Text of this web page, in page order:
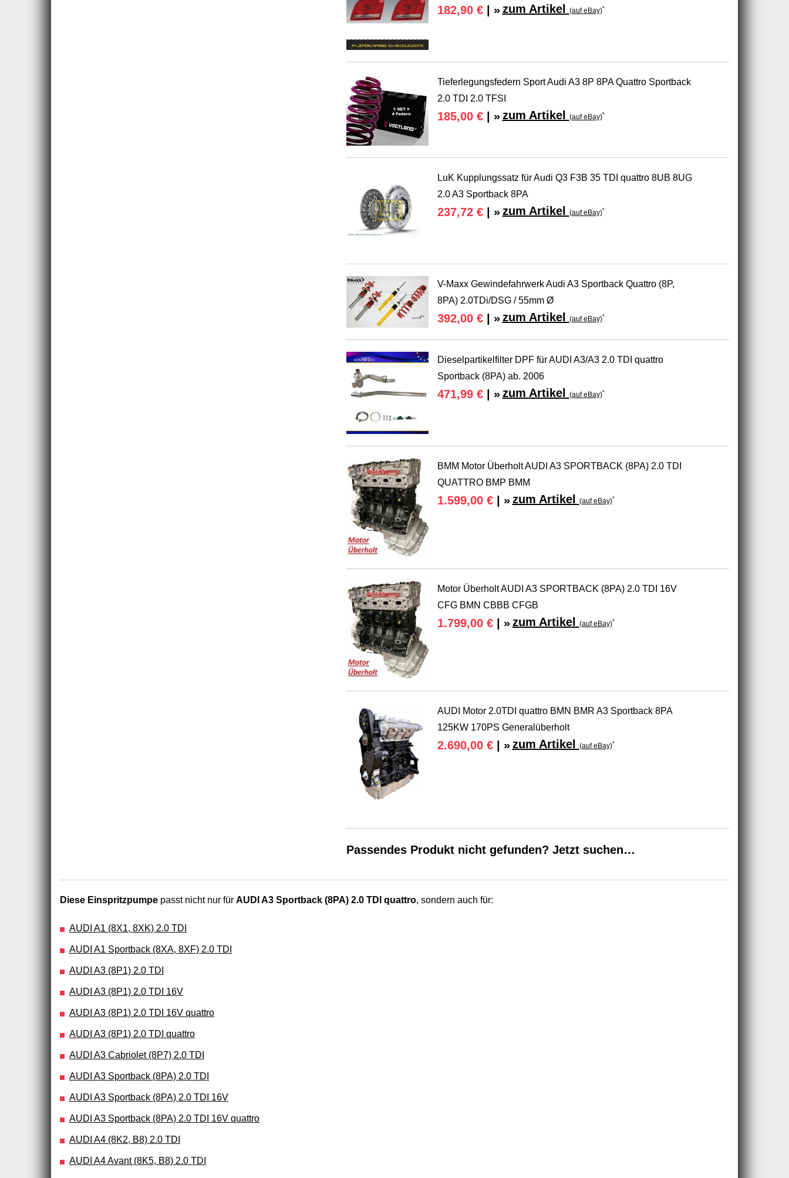
182,90 €| » zum Artikel (auf eBay)*
Tieferlegungsfedern Sport Audi A3 8P 8PA Quattro Sportback
2.0 TDI 2.0 TFSI
185,00 €| » zum Artikel (auf eBay)*
LuK Kupplungssatz für Audi Q3 F3B 35 TDI quattro 8UB 8UG
2.0 A3 Sportback 8PA
237,72 €| » zum Artikel (auf eBay)*
V-Maxx Gewindefahrwerk Audi A3 Sportback Quattro (8P,
8PA) 2.0TDi/DSG / 55mm Ø
392,00 €| » zum Artikel (auf eBay)*
Dieselpartikelfilter DPF für AUDI A3/A3 2.0 TDI quattro
Sportback (8PA) ab. 2006
471,99 €| » zum Artikel (auf eBay)*
BMM Motor Überholt AUDI A3 SPORTBACK (8PA) 2.0 TDI
QUATTRO BMP BMM
1.599,00 €| » zum Artikel (auf eBay)*
Motor Überholt AUDI A3 SPORTBACK (8PA) 2.0 TDI 16V
CFG BMN CBBB CFGB
1.799,00 €| » zum Artikel (auf eBay)*
AUDI Motor 2.0TDI quattro BMN BMR A3 Sportback 8PA
125KW 170PS Generalüberholt
2.690,00 €| » zum Artikel (auf eBay)*
Passendes Produkt nicht gefunden? Jetzt suchen…
Diese Einspritzpumpe passt nicht nur für AUDI A3 Sportback (8PA) 2.0 TDI quattro, sondern auch für:
AUDI A1 (8X1, 8XK) 2.0 TDI
AUDI A1 Sportback (8XA, 8XF) 2.0 TDI
AUDI A3 (8P1) 2.0 TDI
AUDI A3 (8P1) 2.0 TDI 16V
AUDI A3 (8P1) 2.0 TDI 16V quattro
AUDI A3 (8P1) 2.0 TDI quattro
AUDI A3 Cabriolet (8P7) 2.0 TDI
AUDI A3 Sportback (8PA) 2.0 TDI
AUDI A3 Sportback (8PA) 2.0 TDI 16V
AUDI A3 Sportback (8PA) 2.0 TDI 16V quattro
AUDI A4 (8K2, B8) 2.0 TDI
AUDI A4 Avant (8K5, B8) 2.0 TDI